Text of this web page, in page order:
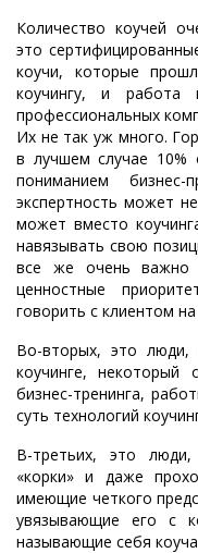
Количество коучей
это
коучи, которые
коучингу, и работа
профессиональных
Их не так уж много.
в лучшем случае 10%
пониманием
экспертность может
может вместо
навязывать свою
все же очень важно
ценностные
говорить с клиентом
Во-вторых, это
коучинге, некоторый
бизнес-тренинга,
суть технологий
В-третьих, это
«корки» и даже
имеющие четкого
увязывающие его с
называющие себя